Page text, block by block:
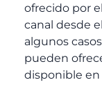
ofrecido por
canal desde
algunos
pueden
disponible en